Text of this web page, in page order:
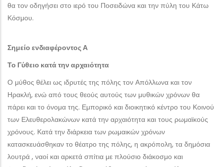
θα τον οδηγήσει στο ιερό του Ποσειδώνα και την πύλη του Κάτω
Κόσμου.
Σημείο ενδιαφέροντος Α
Το Γύθειο κατά την αρχαιότητα
Ο μύθος θέλει ως ιδρυτές της πόλης τον Απόλλωνα και τον
Ηρακλή, ενώ από τους θεούς αυτούς των μυθικών χρόνων θα
πάρει και το όνομα της. Εμπορικό και διοικητικό κέντρο του Κοινού
των Ελευθερολακώνων κατά την αρχαιότητα και τους ρωμαϊκούς
χρόνους. Κατά την διάρκεια των ρωμαικών χρόνων
κατασκευάσθηκαν το θέατρο της πόλης, η ακρόπολη, τα δημόσια
λουτρά , ναοί και αρκετά σπίτια με πλούσιο διάκοσμο και